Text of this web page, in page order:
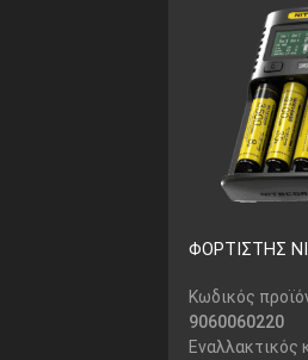
ΦΟΡΤΙΣΤΗΣ
Κωδικός
9060060220
Εναλλακτικός